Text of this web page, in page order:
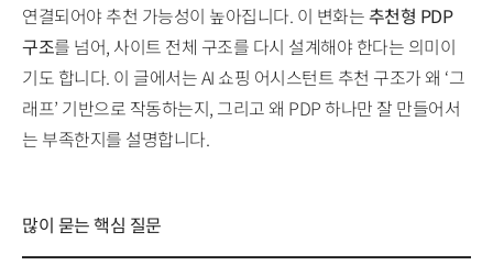
연결되어야 추천 가능성이 높아집니다. 이 변화는추천형 PDP
구조를 넘어, 사이트 전체 구조를 다시 설계해야 한다는 의미이
기도 합니다. 이 글에서는 AI 쇼핑 어시스턴트 추천 구조가 왜 ‘그
래프’ 기반으로 작동하는지, 그리고 왜 PDP 하나만 잘 만들어서
는 부족한지를 설명합니다.
많이 묻는 핵심 질문